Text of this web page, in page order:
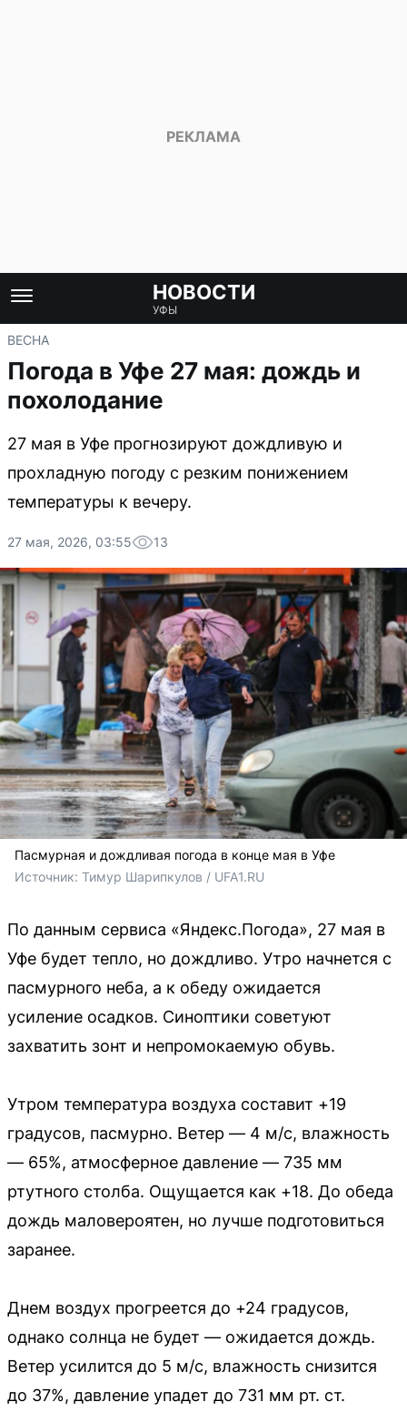
НОВОСТИ
УФЫ
ВЕСНА
Погода в Уфе 27 мая: дождь и
похолодание
27 мая в Уфе прогнозируют дождливую и
прохладную погоду с резким понижением
температуры к вечеру.
27 мая, 2026, 03:55 13
Пасмурная и дождливая погода в конце мая в Уфе
Источник: Тимур Шарипкулов / UFA1.RU
По данным сервиса «Яндекс.Погода», 27 мая в
Уфе будет тепло, но дождливо. Утро начнется с
пасмурного неба, а к обеду ожидается
усиление осадков. Синоптики советуют
захватить зонт и непромокаемую обувь.
Утром температура воздуха составит +19
градусов, пасмурно. Ветер — 4 м/с, влажность
— 65%, атмосферное давление — 735 мм
ртутного столба. Ощущается как +18. До обеда
дождь маловероятен, но лучше подготовиться
заранее.
Днем воздух прогреется до +24 градусов,
однако солнца не будет — ожидается дождь.
Ветер усилится до 5 м/с, влажность снизится
до 37%, давление упадет до 731 мм рт. ст.